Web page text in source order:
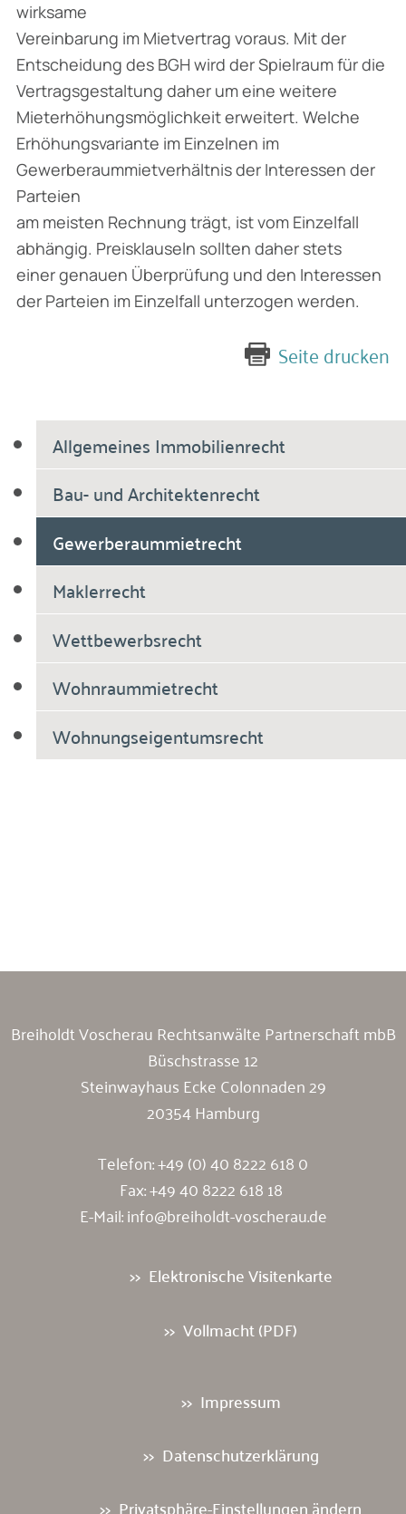
Allgemeines Immobilienrecht
Bau- und Architektenrecht
Gewerberaummietrecht
Maklerrecht
Wettbewerbsrecht
Wohnraummietrecht
Wohnungseigentumsrecht
wirksame
Vereinbarung im Mietvertrag voraus. Mit der
Entscheidung des BGH wird der Spielraum für die
Vertragsgestaltung daher um eine weitere
Mieterhöhungsmöglichkeit erweitert. Welche
Erhöhungsvariante im Einzelnen im
Gewerberaummietverhältnis der Interessen der
Parteien
am meisten Rechnung trägt, ist vom Einzelfall
abhängig. Preisklauseln sollten daher stets
einer genauen Überprüfung und den Interessen
der Parteien im Einzelfall unterzogen werden.
Seite drucken
Breiholdt Voscherau Rechtsanwälte Partnerschaft mbB
Büschstrasse 12
Steinwayhaus Ecke Colonnaden 29
20354 Hamburg
Telefon:+49 (0) 40 8222 618 0
Fax: +49 40 8222 618 18
E-Mail:info@breiholdt-voscherau.de
Elektronische Visitenkarte
Vollmacht (PDF)
Impressum
Datenschutzerklärung